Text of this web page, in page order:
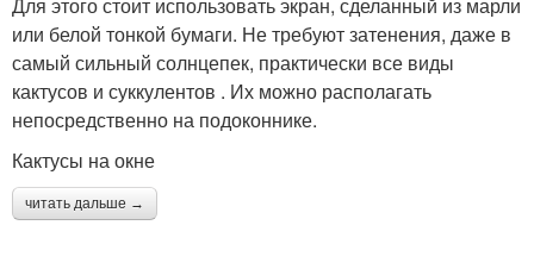
Для этого стоит использовать экран, сделанный из марли
или белой тонкой бумаги. Не требуют затенения, даже в
самый сильный солнцепек, практически все виды
кактусов и суккулентов . Их можно располагать
непосредственно на подоконнике.
Кактусы на окне
читать дальше →